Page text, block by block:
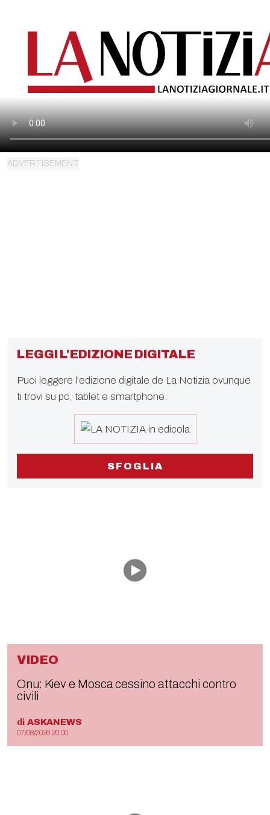
LEGGI L'EDIZIONE DIGITALE
Puoi leggere l'edizione digitale de La Notizia ovunque
ti trovi su pc, tablet e smartphone.
SFOGLIA
VIDEO
Onu: Kiev e Mosca cessino attacchi contro
civili
di ASKANEWS
07/08/2026 20:00